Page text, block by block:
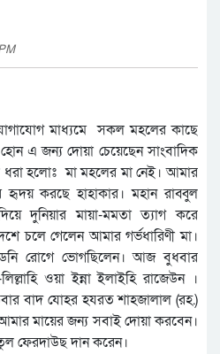
মাধ্যমে সকল মহলের কাছে
এ জন্য দোয়া চেয়েছেন সাংবাদিক
হলোঃ মা মহলের মা নেই। আমার
করছে হাহাকার। মহান রাব্বুল
দুনিয়ার মায়া-মমতা ত্যাগ করে
চলে গেলেন আমার গর্ভধারিণী মা।
রোগে ভোগছিলেন। আজ বুধবার
ওয়া ইন্না ইলাইহি রাজেউন ।
বাদ যোহর হযরত শাহজালাল (রহ.)
মায়ের জন্য সবাই দোয়া করবেন।
ফেরদাউছ দান করেন।